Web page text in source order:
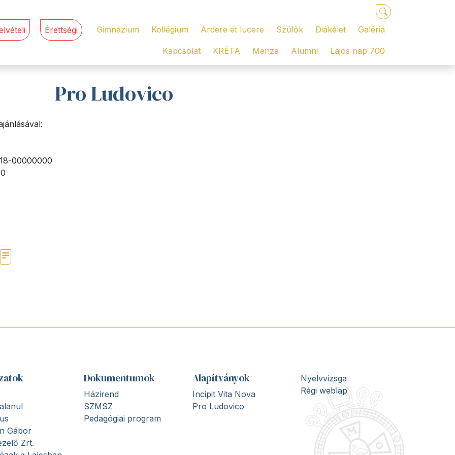
Érettségi Gimnázium Kollégium Ardere et lucere Szülők Diákélet Galéria
Kapcsolat KRÉTA Menza Alumni Lajos nap 700
Pro Ludovico
00000000
Gábor
Zrt.
Dokumentumok
Házirend
SZMSZ
Pedagógiai program
Alapítványok
Incipit Vita Nova
Pro Ludovico
Nyelvvizsga
Régi weblap